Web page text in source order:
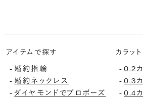
アイテムで探す
-婚約指輪
-婚約ネックレス
-ダイヤモンドでプロポーズ
カラッ
-0.2
-0.3
-0.4